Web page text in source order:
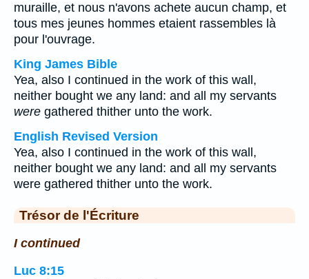
muraille, et nous n'avons achete aucun champ, et
tous mes jeunes hommes etaient rassembles là
pour l'ouvrage.
King James Bible
Yea, also I continued in the work of this wall,
neither bought we any land: and all my servants
were gathered thither unto the work.
English Revised Version
Yea, also I continued in the work of this wall,
neither bought we any land: and all my servants
were gathered thither unto the work.
Trésor de l'Écriture
I continued
Luc 8:15